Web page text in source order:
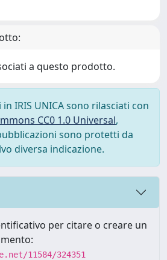
a questo prodotto.
IRIS UNICA sono rilasciati con
CC0 1.0 Universal,
sono protetti da
diversa indicazione.
per citare o creare un
11584/324351